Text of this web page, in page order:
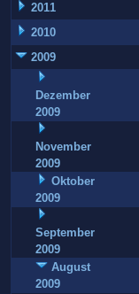
2011
2010
2009
Dezember
2009
November
2009
Oktober
2009
September
2009
August
2009